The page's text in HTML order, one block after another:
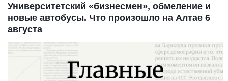
Университетский «бизнесмен», обмеление и
новые автобусы. Что произошло на Алтае 6
августа